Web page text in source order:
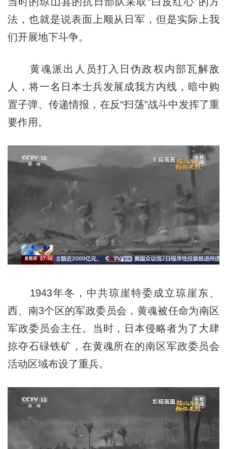
法，也就是说表面上顺从日军，但是实际上我
们开展地下斗争。
黄魂派出人员打入日伪政权内部瓦解敌
人，将一名日本士兵发展成我方内线，暗中购
置子弹、传递情报，在反“扫荡”战斗中发挥了重
要作用。
1943年冬，中共琼崖特委成立琼崖东、
西、南3个区的军政委员会，黄魂被任命为南区
军政委员会主任。当时，日本侵略者为了大肆
掠夺石碌铁矿，在黄魂所在的南区军政委员会
活动区域布设了重兵。